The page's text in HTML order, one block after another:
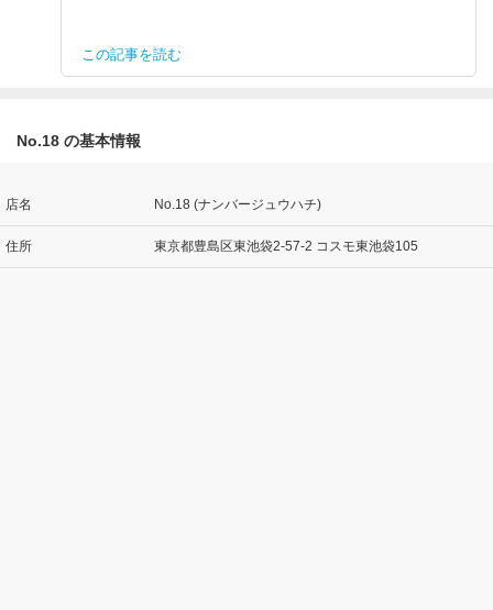
この記事を読む
No.18 の基本情報
店名 No.18 (ナンバージュウハチ)
住所 東京都豊島区東池袋2-57-2 コスモ東池袋105